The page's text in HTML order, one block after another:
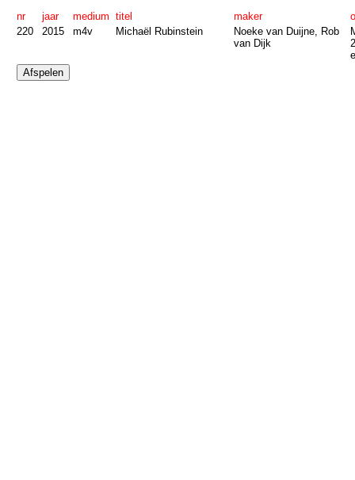
nr jaar medium titel maker
220
2015 m4v Michaël Rubinstein
Noeke van Duijne, Rob
van Dijk